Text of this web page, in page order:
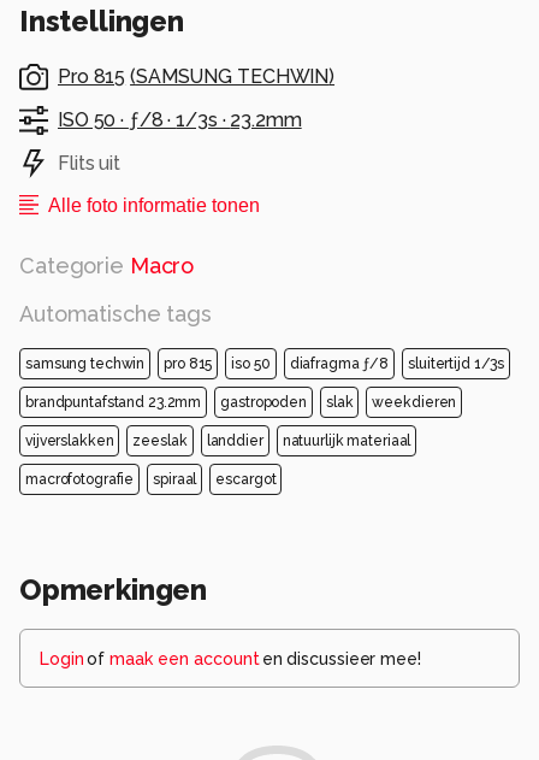
Instellingen
Pro 815 (SAMSUNG TECHWIN)
ISO 50 · ƒ/8 ·1/3s · 23.2mm
Flits uit
Alle foto informatie tonen
Categorie Macro
Automatische tags
samsung techwin pro 815 iso 50 diafragma ƒ/8 sluitertijd 1/3s
brandpuntafstand 23.2mm gastropoden slak weekdieren
vijverslakken zeeslak landdier natuurlijk materiaal
macrofotografie spiraal escargot
Opmerkingen
Loginof maak een account en discussieer mee!